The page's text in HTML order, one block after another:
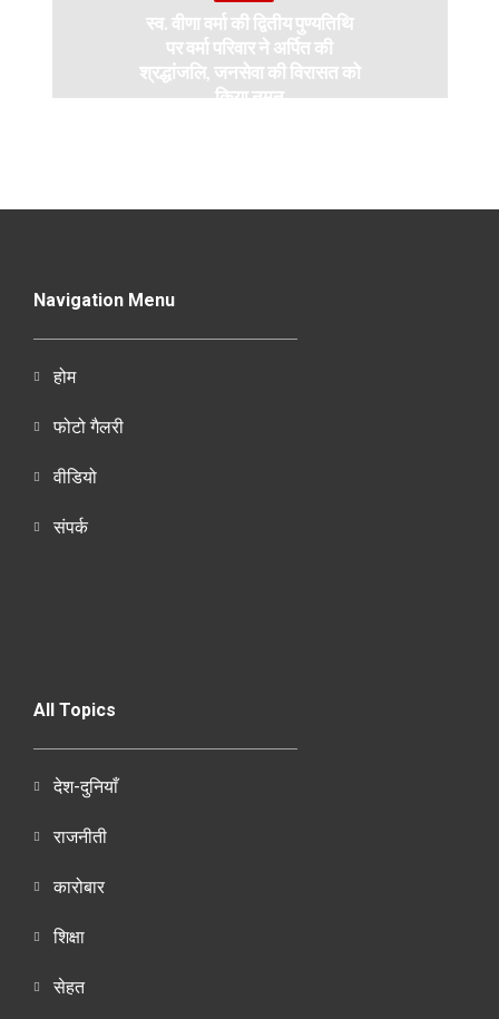
स्व. वीणा वर्मा की द्वितीय पुण्यतिथि
पर वर्मा परिवार ने अर्पित की
श्रद्धांजलि, जनसेवा की विरासत को
किया नमन
Navigation Menu
होम
फोटो गैलरी
वीडियो
संपर्क
All Topics
देश-दुनियाँ
राजनीती
कारोबार
शिक्षा
सेहत